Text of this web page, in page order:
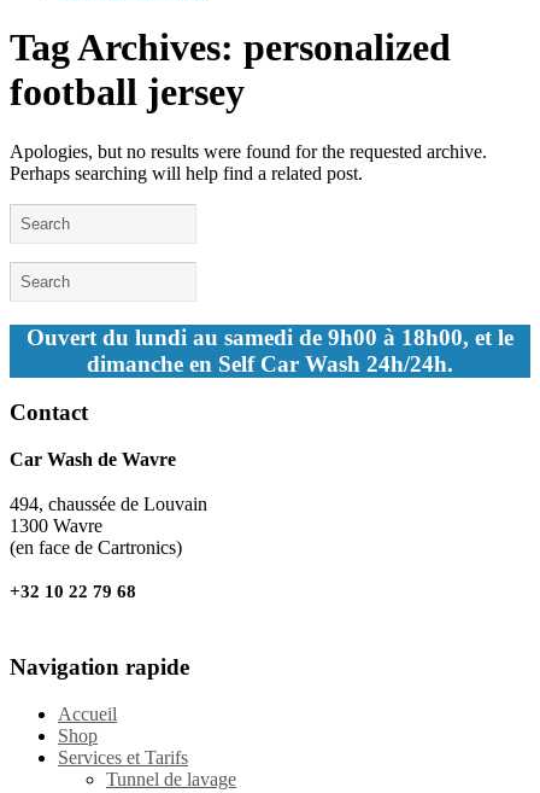
Tag Archives: personalized
football jersey
Apologies, but no results were found for the requested archive.
Perhaps searching will help find a related post.
Ouvert du lundi au samedi de 9h00 à 18h00, et le
dimanche en Self Car Wash 24h/24h.
Contact
Car Wash de Wavre
494, chaussée de Louvain
1300 Wavre
(en face de Cartronics)
+32 10 22 79 68
Navigation rapide
Accueil
Shop
Services et Tarifs
Tunnel de lavage